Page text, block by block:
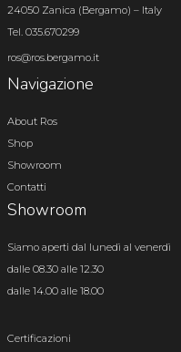
24050 Zanica (Bergamo) – Italy
Tel. 035.670299
ros@ros.bergamo.it
Navigazione
About Ros
Shop
Showroom
Contatti
Showroom
Siamo aperti dal lunedì al venerdì
dalle 08.30 alle 12.30
dalle 14.00 alle 18.00
Certificazioni